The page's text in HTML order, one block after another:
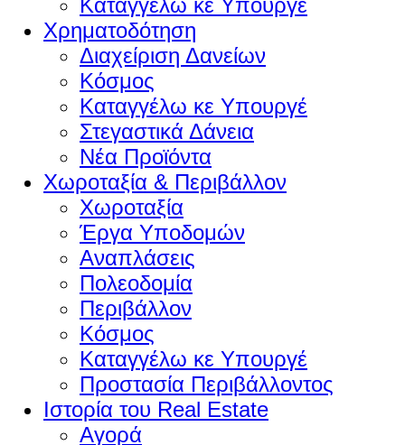
Χρηματοδότηση
Διαχείριση Δανείων
Κόσμος
Καταγγέλω κε Υπουργέ
Στεγαστικά Δάνεια
Νέα Προϊόντα
Χωροταξία & Περιβάλλον
Χωροταξία
Έργα Υποδομών
Αναπλάσεις
Πολεοδομία
Περιβάλλον
Κόσμος
Καταγγέλω κε Υπουργέ
Προστασία Περιβάλλοντος
Ιστορία του Real Estate
Αγορά